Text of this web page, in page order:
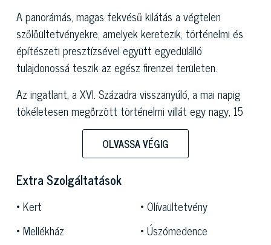
A panorámás, magas fekvésű kilátás a végtelen
szőlőültetvényekre, amelyek keretezik, történelmi és
építészeti presztízsével együtt egyedülálló
tulajdonossá teszik az egész firenzei területen.
Az ingatlant, a XVI. Századra visszanyúló, a mai napig
tökéletesen megőrzött történelmi villát egy nagy, 15
000 négyzetméteres park veszi körül, amely egy
varázslatos olasz kertből áll, amely a fő villa előtt
található, és egy télikert hátul, ideális hogy télen is
kellemes pihenési pillanatokat töltsön zöldövezetben. A
mintegy 100 növényt tartalmazó olajfaliget található
teljes termelésben.
OLVASSA VÉGIG
Extra Szolgáltatások
Kert
Olívaültetvény
Mellékház
Úszómedence